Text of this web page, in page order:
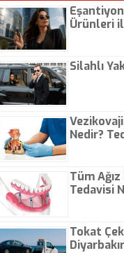
Ürünleri
Silahlı
Nedir?
Tüm
Tedavisi
Tokat